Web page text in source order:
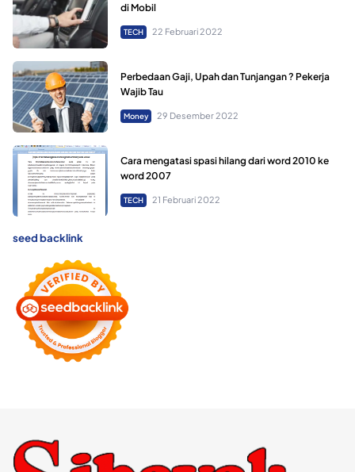
di Mobil
TECH 22 Februari 2022
Perbedaan Gaji, Upah dan Tunjangan ? Pekerja
Wajib Tau
Money 29 Desember 2022
Cara mengatasi spasi hilang dari word 2010 ke
word 2007
TECH 21 Februari 2022
seed backlink